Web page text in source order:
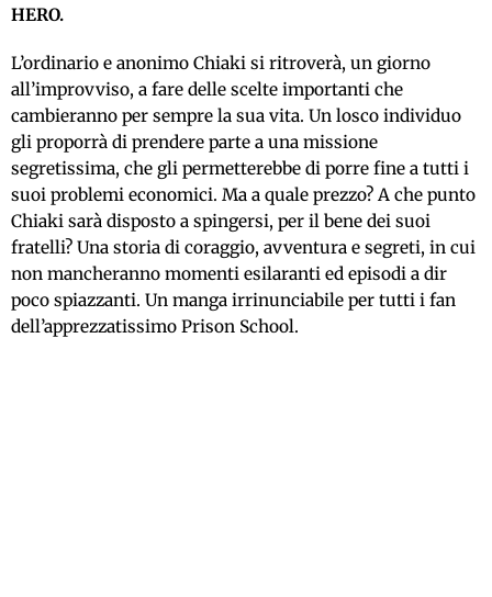
HERO.
L’ordinario e anonimo Chiaki si ritroverà, un giorno
all’improvviso, a fare delle scelte importanti che
cambieranno per sempre la sua vita. Un losco individuo
gli proporrà di prendere parte a una missione
segretissima, che gli permetterebbe di porre fine a tutti i
suoi problemi economici. Ma a quale prezzo? A che punto
Chiaki sarà disposto a spingersi, per il bene dei suoi
fratelli? Una storia di coraggio, avventura e segreti, in cui
non mancheranno momenti esilaranti ed episodi a dir
poco spiazzanti. Un manga irrinunciabile per tutti i fan
dell’apprezzatissimo Prison School.